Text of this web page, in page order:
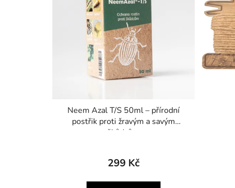
Neem Azal T/S 50ml – přírodní
postřik proti žravým a savým
škůdcům
299 Kč